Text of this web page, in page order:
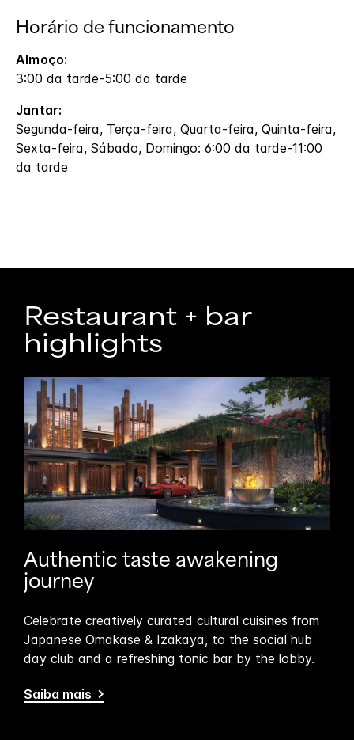
Horário de funcionamento
Almoço:
3:00 da tarde-5:00 da tarde
Jantar:
Segunda-feira, Terça-feira, Quarta-feira, Quinta-feira,
Sexta-feira, Sábado, Domingo: 6:00 da tarde-11:00
da tarde
Restaurant + bar
highlights
Authentic taste awakening
journey
Celebrate creatively curated cultural cuisines from
Japanese Omakase & Izakaya, to the social hub
day club and a refreshing tonic bar by the lobby.
Saiba mais